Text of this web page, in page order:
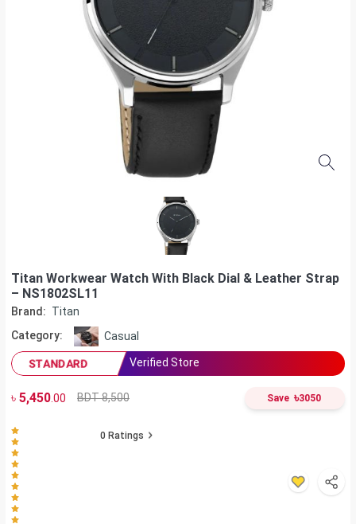
Titan Workwear Watch With Black Dial & Leather Strap
– NS1802SL11
Brand: Titan
Category:
Casual
STANDARD Verified Store
৳ 5,450.00 BDT 8,500 Save ৳3050
0 Ratings